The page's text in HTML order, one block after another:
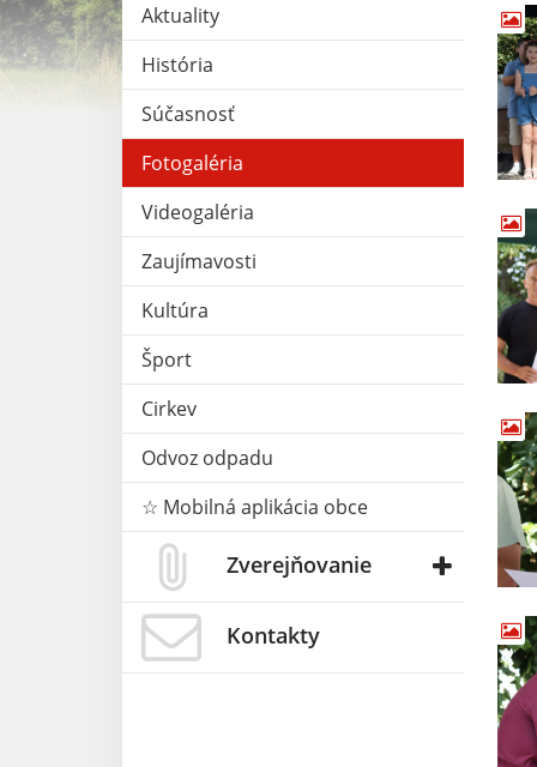
Aktuality
História
Súčasnosť
Fotogaléria
Videogaléria
Zaujímavosti
Kultúra
Šport
Cirkev
Odvoz odpadu
☆ Mobilná aplikácia obce
Zverejňovanie
Kontakty